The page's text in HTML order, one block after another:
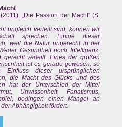
„Die Passion der Macht“ (S.
ungleich verteilt sind, können wir
sprechen. Einige dieser
weil die Natur ungerecht in der
Gesundheit noch Intelligenz,
gerecht verteilt. Eines der großen
ist es gerade gewesen, so
dieser ursprünglichen
die Macht des Glücks und des
hat der Unterschied der Mittel
Unwissenheit, Fanatismus,
bedingen einen Mangel an
Abhängigkeit fördert.